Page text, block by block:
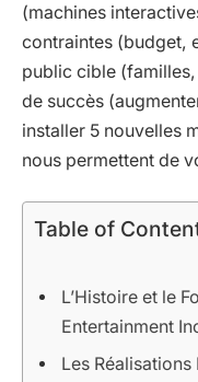
(machines
contraintes (budget,
public cible
de succès
installer 5 nouvelles
nous permettent de
Table of
L’Histoire et le
Entertainment
Les Réalisations